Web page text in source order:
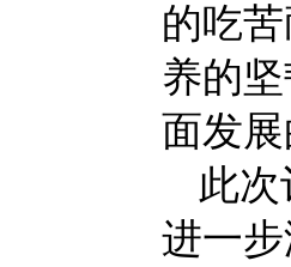
的吃
养的
面发
此
进一